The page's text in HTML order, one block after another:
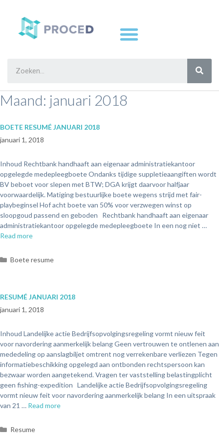
Maand: januari 2018
BOETE RESUMÉ JANUARI 2018
januari 1, 2018
Inhoud Rechtbank handhaaft aan eigenaar administratiekantoor
opgelegde medepleegboete Ondanks tijdige suppletieaangiften wordt
BV beboet voor slepen met BTW; DGA krijgt daarvoor halfjaar
voorwaardelijk. Matiging bestuurlijke boete wegens strijd met fair-
playbeginsel Hof acht boete van 50% voor verzwegen winst op
sloopgoud passend en geboden Rechtbank handhaaft aan eigenaar
administratiekantoor opgelegde medepleegboete In een nog niet …
Read more
Boete resume
RESUMÉ JANUARI 2018
januari 1, 2018
Inhoud Landelijke actie Bedrijfsopvolgingsregeling vormt nieuw feit
voor navordering aanmerkelijk belang Geen vertrouwen te ontlenen aan
mededeling op aanslagbiljet omtrent nog verrekenbare verliezen Tegen
informatiebeschikking opgelegd aan ontbonden rechtspersoon kan
bezwaar worden aangetekend. Vragen ter vaststelling belastingplicht
geen fishing-expedition Landelijke actie Bedrijfsopvolgingsregeling
vormt nieuw feit voor navordering aanmerkelijk belang In een uitspraak
van 21 … Read more
Resume